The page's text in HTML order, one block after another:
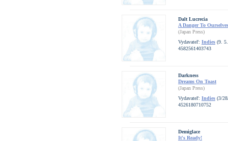
Dalt Lucrecia
A Danger To Ourselves
(Japan Press)
Vydavateľ: Indies (9.
4582561403743
Darkness
Dreams On Toast
(Japan Press)
Vydavateľ: Indies (3/
4526180710752
Demiglace
It's Ready!